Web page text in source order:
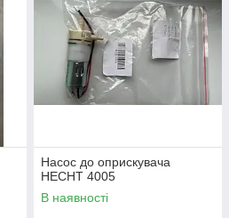
Насос до оприскувача
HECHT 4005
В наявності